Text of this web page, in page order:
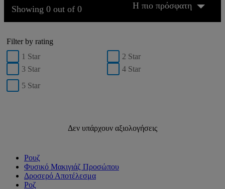
Showing 0 out of 0 Η πιο πρόσφατη
Filter by rating
1 Star
2 Star
3 Star
4 Star
5 Star
Δεν υπάρχουν αξιολογήσεις
Ρουζ
Φυσικό Μακιγιάζ Προσώπου
Δροσερό Αποτέλεσμα
Ροζ